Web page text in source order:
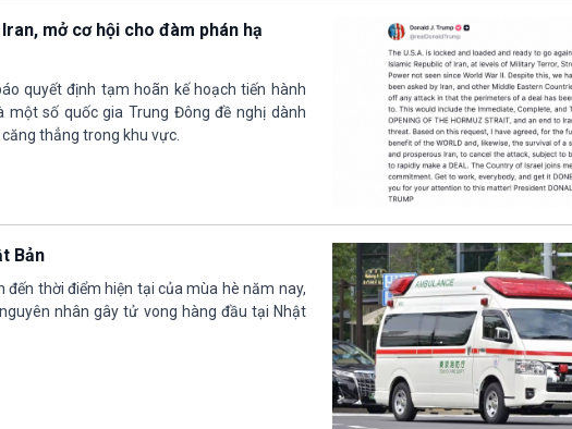
mở cơ hội cho đàm phán hạ
quyết định tạm hoãn kế hoạch tiến hành
số quốc gia Trung Đông đề nghị dành
thẳng trong khu vực.
Bản
thời điểm hiện tại của mùa hè năm nay,
nhân gây tử vong hàng đầu tại Nhật